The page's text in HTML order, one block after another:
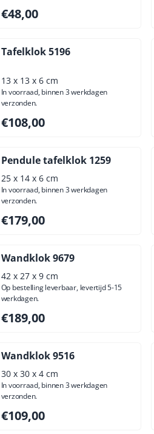
Prijs: 48,00, exclusief btw: 39,67
€48,00
Tafelklok 5196
13 x 13 x 6 cm
In voorraad, binnen 3 werkdagen
verzonden.
Prijs: 108,00, exclusief btw: 89,26
€108,00
Pendule tafelklok 1259
25 x 14 x 6 cm
In voorraad, binnen 3 werkdagen
verzonden.
Prijs: 179,00, exclusief btw: 147,93
€179,00
Wandklok 9679
42 x 27 x 9 cm
Op bestelling leverbaar, levertijd 5-15
werkdagen.
Prijs: 189,00, exclusief btw: 156,20
€189,00
Wandklok 9516
30 x 30 x 4 cm
In voorraad, binnen 3 werkdagen
verzonden.
Prijs: 109,00, exclusief btw: 90,08
€109,00